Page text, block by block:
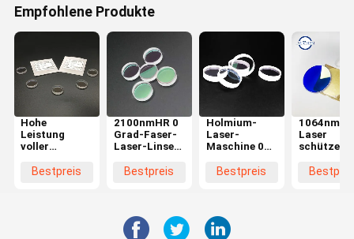
Empfohlene Produkte
Hohe
Leistung
voller
Spiegel der 0
Bestpreis
2100nmHR 0
Grad-Faser-
Laser-Linse
Laser-
Bestpreis
Holmium-
Laser-
Maschine 0
reflektierende
polierte
Bestpreis
1064nmHR
Laser
Faser-